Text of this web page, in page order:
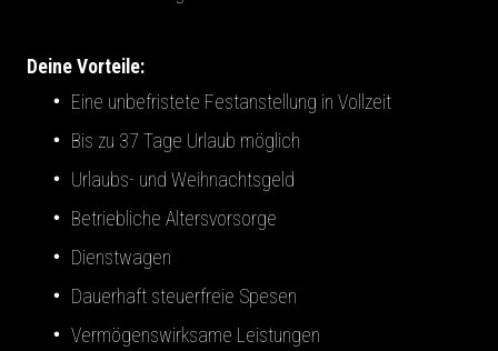
Deine Vorteile:
Eine unbefristete Festanstellung in Vollzeit
Bis zu 37 Tage Urlaub möglich
Urlaubs- und Weihnachtsgeld
Betriebliche Altersvorsorge
Dienstwagen
Dauerhaft steuerfreie Spesen
Vermögenswirksame Leistungen